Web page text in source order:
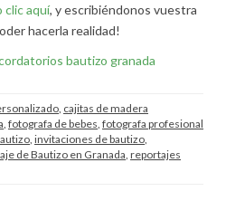
clic aquí, y escribiéndonos vuestra
hacerla realidad!
, cajitas de madera
, fotografa de bebes, fotografa profesional
, invitaciones de bautizo,
de Bautizo en Granada, reportajes